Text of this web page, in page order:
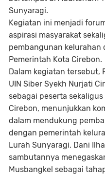
Sunyaragi.
Kegiatan ini menjadi
aspirasi masyarakat
pembangunan kelurahan
Pemerintah Kota Cirebon.
Dalam kegiatan tersebut,
UIN Siber Syekh Nurjati
sebagai peserta
Cirebon, menunjukkan
dalam mendukung
dengan pemerintah
Lurah Sunyaragi, Dani
sambutannya
Musbangkel sebagai